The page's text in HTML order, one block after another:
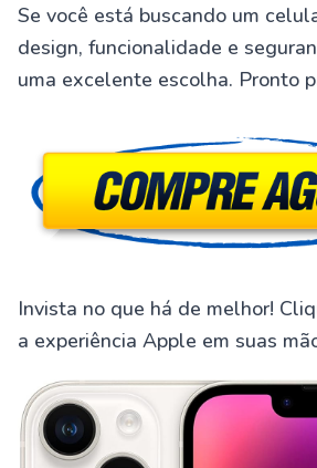
Se você está buscando um
design, funcionalidade e
uma excelente escolha. Pronto
Invista no que há de melhor!
a experiência Apple em suas